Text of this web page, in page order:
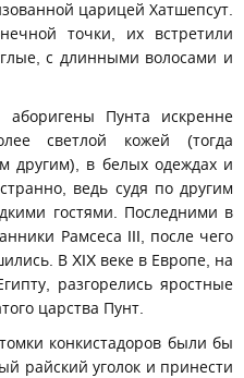
царицей Хатшепсут.
точки, их встретили
с длинными волосами и
аборигены Пунта искренне
светлой кожей (тогда
другим), в белых одеждах и
ведь судя по другим
гостями. Последними в
Рамсеса III, после чего
В XIX веке в Европе, на
разгорелись яростные
царства Пунт.
конкистадоров были бы
райский уголок и принести